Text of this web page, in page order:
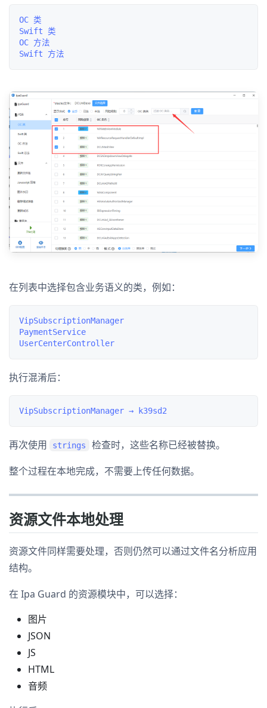
OC 类
Swift 类
OC 方法
在列表中选择包含业务语义的类，例如：
VipSubscriptionManager
PaymentService
执行混淆后：
再次使用 strings
检查时，这些名称已经被替换。
整个过程在本地完成，不需要上传任何数据。
资源文件本地处理
资源文件同样需要处理，否则仍然可以通过文件名分析应用
结构。
在 Ipa Guard 的资源模块中，可以选择：
图片
JSON
JS
HTML
音频